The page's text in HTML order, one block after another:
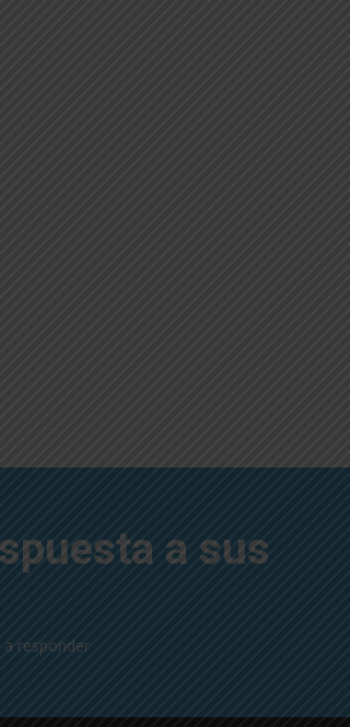
a sus
responder